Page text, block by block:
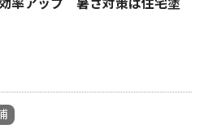
率アップ 暑さ対策は住宅塗